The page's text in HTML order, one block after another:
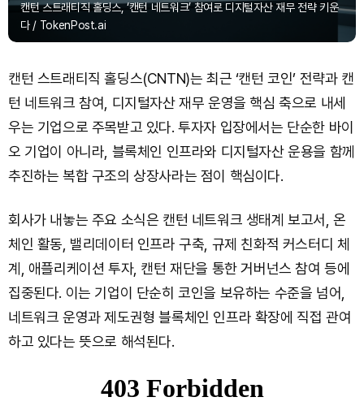
캔턴 스트래티직 홀딩스, ‘캔턴 네트워크’ 참여로 디지털자산 재무 전략 키운
다 / TokenPost.ai
캔턴 스트래티직 홀딩스(CNTN)는 최근 ‘캔턴 코인’ 전략과 캔
턴 네트워크 참여, 디지털자산 재무 운영을 핵심 축으로 내세
우는 기업으로 주목받고 있다. 투자자 입장에서는 단순한 바이
오 기업이 아니라, 블록체인 인프라와 디지털자산 운용을 함께
추진하는 복합 구조의 상장사라는 점이 핵심이다.
회사가 내놓는 주요 소식은 캔턴 네트워크 생태계 보고서, 온
체인 활동, 밸리데이터 인프라 구축, 규제 친화적 커스터디 체
계, 애플리케이션 투자, 캔턴 재단을 통한 거버넌스 참여 등에
집중된다. 이는 기업이 단순히 코인을 보유하는 수준을 넘어,
네트워크 운영과 제도권형 블록체인 인프라 확장에 직접 관여
하고 있다는 뜻으로 해석된다.